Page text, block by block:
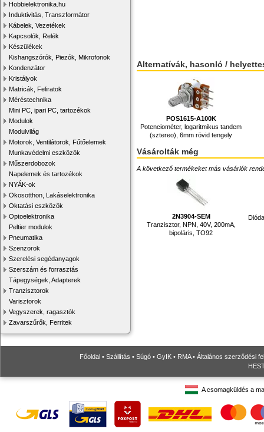
Hobbielektronika.hu
Induktivitás, Transzformátor
Kábelek, Vezetékek
Kapcsolók, Relék
Készülékek
Kishangszórók, Piezók, Mikrofonok
Kondenzátor
Kristályok
Matricák, Feliratok
Méréstechnika
Mini PC, ipari PC, tartozékok
Modulok
Modulvilág
Motorok, Ventilátorok, Fűtőelemek
Munkavédelmi eszközök
Műszerdobozok
Napelemek és tartozékok
NYÁK-ok
Okosotthon, Lakáselektronika
Oktatási eszközök
Optoelektronika
Peltier modulok
Pneumatika
Szenzorok
Szerelési segédanyagok
Szerszám és forrasztás
Tápegységek, Adapterek
Tranzisztorok
Varisztorok
Vegyszerek, ragasztók
Zavarszűrők, Ferritek
Alternatívák, hasonló /
POS1615-A100K
Potenciométer, logaritmikus tandem
(sztereo), 6mm rövid tengely
Vásárolták még
A következő termékeket más vásárlók
2N3904-SEM
Tranzisztor, NPN, 40V, 200mA,
bipoláris, TO92
Főoldal • Szállítás • Súgó • GyIK • RMA• Általános szerződési
A csomagküldés a